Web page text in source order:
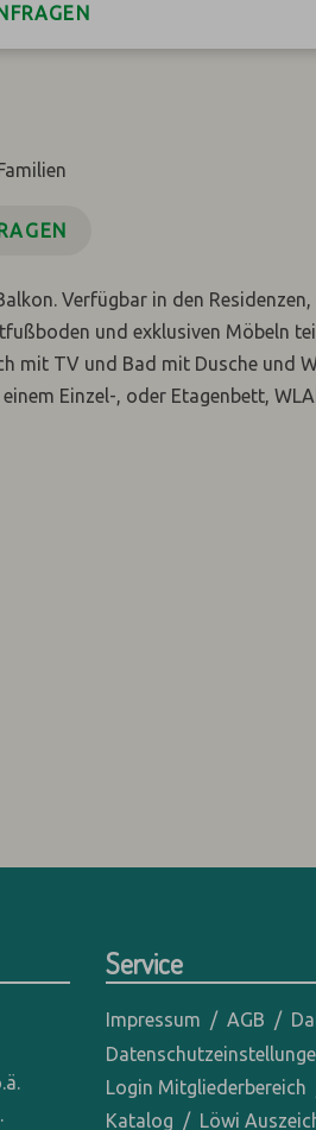
Verfügbar in den
und exklusiven Möbeln
mit TV und Bad mit Dusche und
Einzel-, oder Etagenbett,
Service
Impressum AGB
Login Mitgliederbereich
Katalog
Löwi